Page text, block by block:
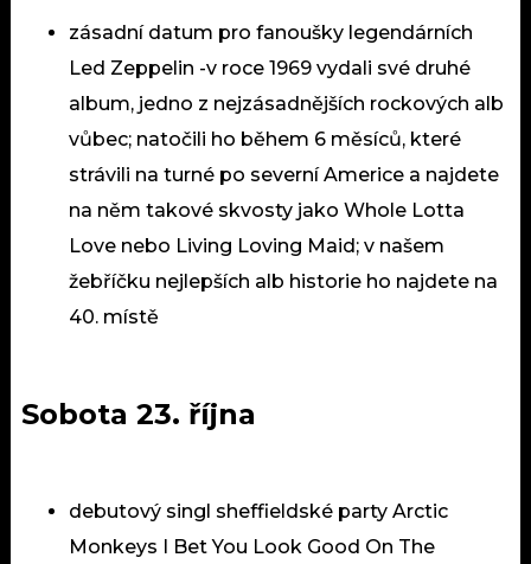
zásadní datum pro fanoušky legendárních
Led Zeppelin -v roce 1969 vydali své druhé
album, jedno z nejzásadnějších rockových alb
vůbec; natočili ho během 6 měsíců, které
strávili na turné po severní Americe a najdete
na něm takové skvosty jako Whole Lotta
Love nebo Living Loving Maid; v našem
žebříčku nejlepších alb historie ho najdete na
40. místě
Sobota 23. října
debutový singl sheffieldské party Arctic
Monkeys I Bet You Look Good On The